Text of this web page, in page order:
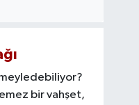
meyledebiliyor?
bir vahşet,